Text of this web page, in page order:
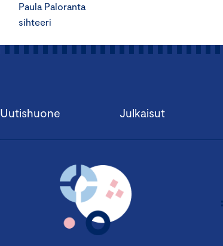
Paula Paloranta
sihteeri
Uutishuone Julkaisut